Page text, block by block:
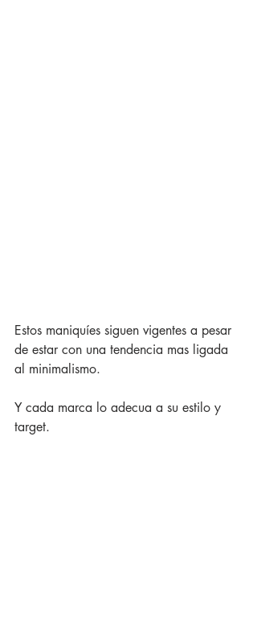
Estos maniquíes siguen vigentes a pesar
de estar con una tendencia mas ligada
al minimalismo.
Y cada marca lo adecua a su estilo y
target.